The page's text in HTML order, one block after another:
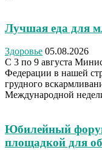
Лучшая еда для
Здоровье 05.08.2026
С 3 по 9 августа
Федерации в нашей
грудного
Международной
Юбилейный
площадкой для